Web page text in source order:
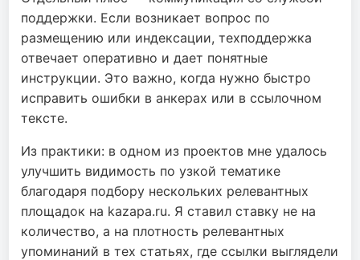
поддержки. Если возникает вопрос по
размещению или индексации, техподдержка
отвечает оперативно и дает понятные
инструкции. Это важно, когда нужно быстро
исправить ошибки в анкерах или в ссылочном
тексте.
Из практики: в одном из проектов мне удалось
улучшить видимость по узкой тематике
благодаря подбору нескольких релевантных
площадок на kazapa.ru. Я ставил ставку не на
количество, а на плотность релевантных
упоминаний в тех статьях, где ссылки выглядели